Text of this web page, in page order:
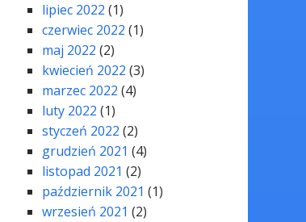
lipiec 2022 (1)
czerwiec 2022 (1)
maj 2022 (2)
kwiecień 2022 (3)
marzec 2022 (4)
luty 2022 (1)
styczeń 2022 (2)
grudzień 2021 (4)
listopad 2021 (2)
październik 2021 (1)
wrzesień 2021 (2)